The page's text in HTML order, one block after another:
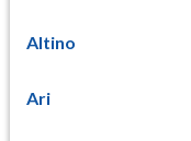
Altino
Ari